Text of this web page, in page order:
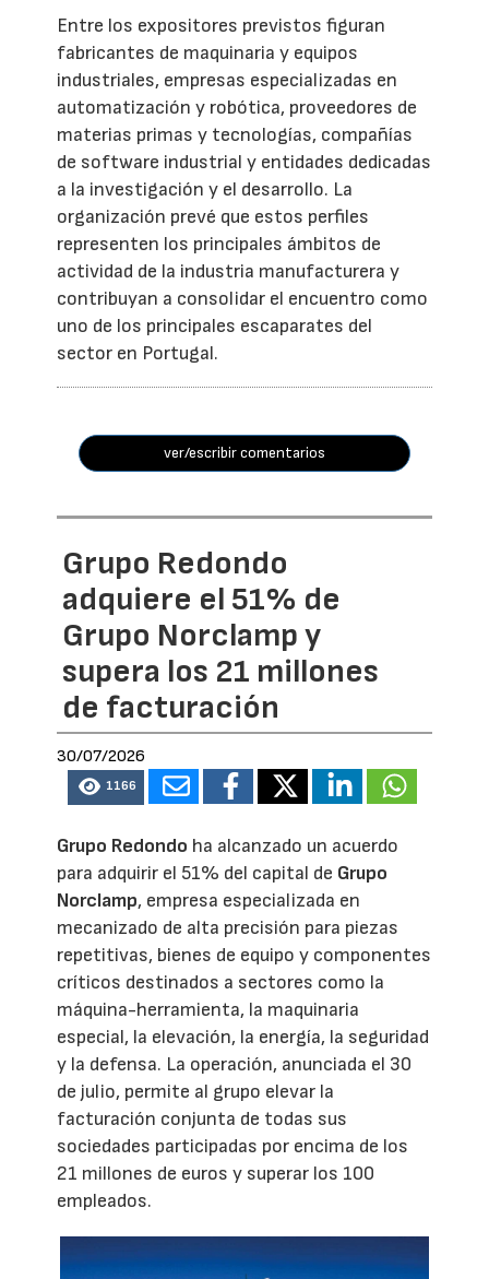
Entre los expositores previstos figuran
fabricantes de maquinaria y equipos
industriales, empresas especializadas en
automatización y robótica, proveedores de
materias primas y tecnologías, compañías
de software industrial y entidades dedicadas
a la investigación y el desarrollo. La
organización prevé que estos perfiles
representen los principales ámbitos de
actividad de la industria manufacturera y
contribuyan a consolidar el encuentro como
uno de los principales escaparates del
sector en Portugal.
ver/escribir comentarios
Grupo Redondo
adquiere el 51% de
Grupo Norclamp y
supera los 21 millones
de facturación
30/07/2026
1166
Grupo Redondo ha alcanzado un acuerdo
para adquirir el 51% del capital de Grupo
Norclamp, empresa especializada en
mecanizado de alta precisión para piezas
repetitivas, bienes de equipo y componentes
críticos destinados a sectores como la
máquina-herramienta, la maquinaria
especial, la elevación, la energía, la seguridad
y la defensa. La operación, anunciada el 30
de julio, permite al grupo elevar la
facturación conjunta de todas sus
sociedades participadas por encima de los
21 millones de euros y superar los 100
empleados.